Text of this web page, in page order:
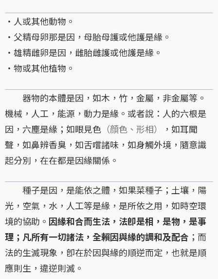
・人或其他動物。
・父精母卵那是因，母胎母護或他護是緣。
・雄精雌卵是因，雌胎雌護或他護是緣。
・物或其他植物。
器物的本體是因，如木，竹，金屬，非金屬等。
機械，人工，能源，動力是緣。或者說：人的六根是
因，六塵是緣；如眼見色 （顔色、形相）
，如耳聞
聲，如鼻辨香臭，如舌嚐諸味，如身觸外境，隨意識
起分別，在在都是因緣關係。
種子是因，是能依之體，如果菜種子；土壤，陽
光，空氣，水，人工等是緣，是所依之用，如時空環
境的協助。 因緣和合而生法，法卽是相，是物，是事
理；凡所有一切諸法，全賴因與緣的調和及配合 ；而
法的生滅現象，卽在於因與緣的順逆而定，也就是順
應則生，違逆則滅。